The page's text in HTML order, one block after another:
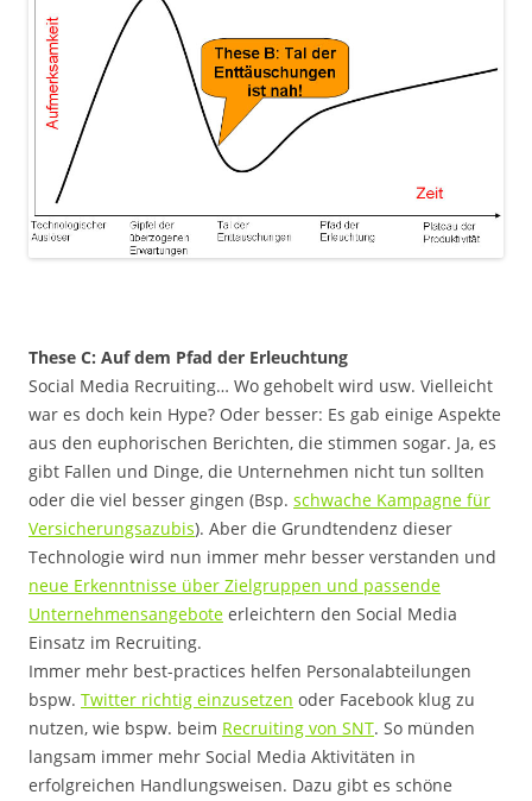
These C: Auf dem Pfad der Erleuchtung
Social Media Recruiting… Wo gehobelt wird usw. Vielleicht
war es doch kein Hype? Oder besser: Es gab einige Aspekte
aus den euphorischen Berichten, die stimmen sogar. Ja, es
gibt Fallen und Dinge, die Unternehmen nicht tun sollten
oder die viel besser gingen (Bsp. schwache Kampagne für
Versicherungsazubis). Aber die Grundtendenz dieser
Technologie wird nun immer mehr besser verstanden und
neue Erkenntnisse über Zielgruppen und passende
Unternehmensangebote erleichtern den Social Media
Einsatz im Recruiting.
Immer mehr best-practices helfen Personalabteilungen
bspw. Twitter richtig einzusetzen oder Facebook klug zu
nutzen, wie bspw. beim Recruiting von SNT. So münden
langsam immer mehr Social Media Aktivitäten in
erfolgreichen Handlungsweisen. Dazu gibt es schöne